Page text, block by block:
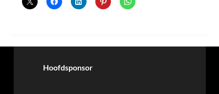
Hoofdsponsor